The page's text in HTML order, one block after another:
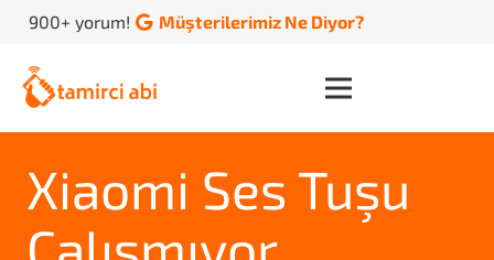
900+ yorum! Müşterilerimiz Ne Diyor?
Xiaomi Ses Tuşu